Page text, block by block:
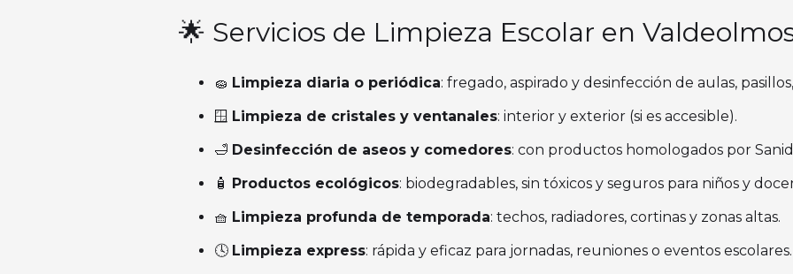
🌟 Servicios de Limpieza Escolar en
🧽 Limpieza diaria o periódica: fregado, aspirado y desinfección de aulas,
🪟 Limpieza de cristales y ventanales: interior y exterior (si es accesible).
🛁 Desinfección de aseos y comedores: con productos homologados por
🧴 Productos ecológicos: biodegradables, sin tóxicos y seguros para niños y
🧺 Limpieza profunda de temporada: techos, radiadores, cortinas y zonas altas.
🕓 Limpieza express: rápida y eficaz para jornadas, reuniones o eventos escolares.